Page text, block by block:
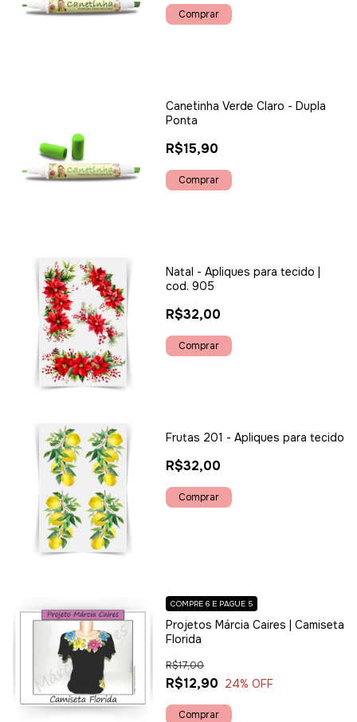
Canetinha Verde Claro - Dupla
Ponta
R$15,90
Natal - Apliques para tecido |
cod. 905
R$32,00
Frutas 201 - Apliques para tecido
R$32,00
Projetos Márcia Caires | Camiseta
Florida
R$12,90
R$17,00
24% OFF
COMPRE 6 E PAGUE 5